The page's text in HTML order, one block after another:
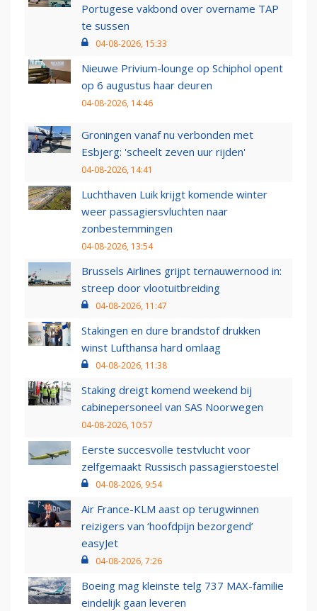
Portugese vakbond over overname TAP
te sussen
04-08-2026, 15:33
Nieuwe Privium-lounge op Schiphol opent
op 6 augustus haar deuren
04-08-2026, 14:46
Groningen vanaf nu verbonden met
Esbjerg: 'scheelt zeven uur rijden'
04-08-2026, 14:41
Luchthaven Luik krijgt komende winter
weer passagiersvluchten naar
zonbestemmingen
04-08-2026, 13:54
Brussels Airlines grijpt ternauwernood in:
streep door vlootuitbreiding
04-08-2026, 11:47
Stakingen en dure brandstof drukken
winst Lufthansa hard omlaag
04-08-2026, 11:38
Staking dreigt komend weekend bij
cabinepersoneel van SAS Noorwegen
04-08-2026, 10:57
Eerste succesvolle testvlucht voor
zelfgemaakt Russisch passagierstoestel
04-08-2026, 9:54
Air France-KLM aast op terugwinnen
reizigers van ‘hoofdpijn bezorgend’
easyJet
04-08-2026, 7:26
Boeing mag kleinste telg 737 MAX-familie
eindelijk gaan leveren